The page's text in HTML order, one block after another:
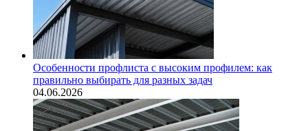
Особенности профлиста с высоким профилем: как
правильно выбирать для разных задач
04.06.2026